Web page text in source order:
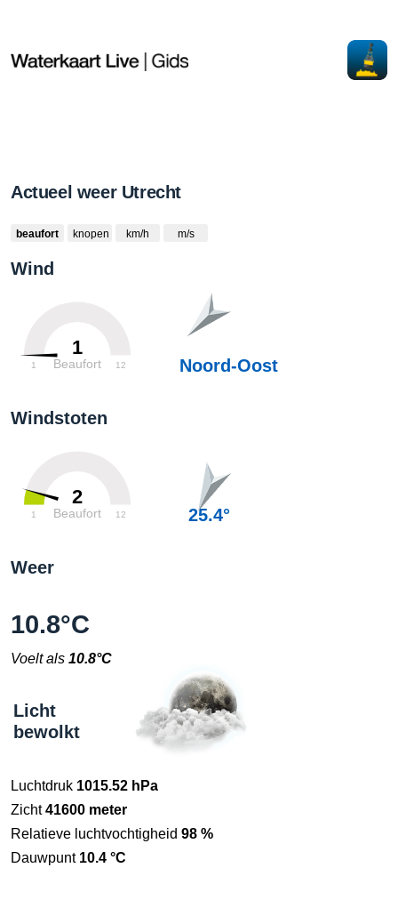
Actueel weer Utrecht
beaufort knopen km/h m/s
Wind
1
Beaufort
1 12 Noord-Oost
Windstoten
2
Beaufort
1 12 25.4°
Weer
10.8°C
Voelt als 10.8°C
Licht
bewolkt
Luchtdruk 1015.52 hPa
Zicht41600 meter
Relatieve luchtvochtigheid 98 %
Dauwpunt 10.4 °C